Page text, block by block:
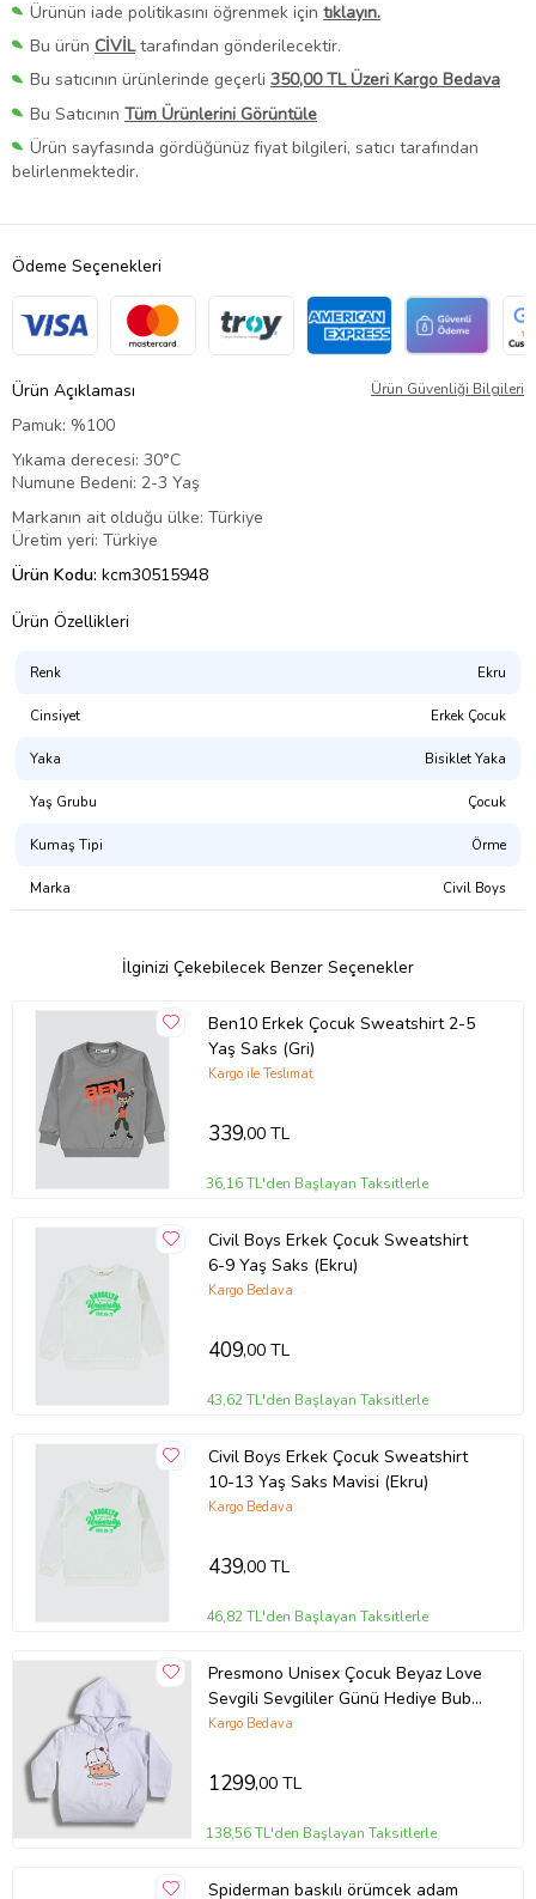
Ürünün iade politikasını öğrenmek için tıklayın.
Bu ürün CİVİLtarafından gönderilecektir.
Bu satıcının ürünlerinde geçerli 350,00 TL Üzeri Kargo Bedava
Bu Satıcının Tüm Ürünlerini Görüntüle
Ürün sayfasında gördüğünüz fiyat bilgileri, satıcı tarafından
belirlenmektedir.
Ödeme Seçenekleri
Ürün Açıklaması Ürün Güvenliği Bilgileri
Pamuk: %100
Yıkama derecesi: 30°C
Numune Bedeni: 2-3 Yaş
Markanın ait olduğu ülke: Türkiye
Üretim yeri: Türkiye
Ürün Kodu: kcm30515948
Ürün Özellikleri
Renk Ekru
Cinsiyet Erkek Çocuk
Yaka Bisiklet Yaka
Yaş Grubu Çocuk
Kumaş Tipi Örme
Marka Civil Boys
İlginizi Çekebilecek Benzer Seçenekler
Ben10 Erkek Çocuk Sweatshirt 2-5
Yaş Saks (Gri)
Kargo ile Teslimat
339,00 TL
36,16 TL'den Başlayan Taksitlerle
Civil Boys Erkek Çocuk Sweatshirt
6-9 Yaş Saks (Ekru)
Kargo Bedava
409,00 TL
43,62 TL'den Başlayan Taksitlerle
Civil Boys Erkek Çocuk Sweatshirt
10-13 Yaş Saks Mavisi (Ekru)
Kargo Bedava
439,00 TL
46,82 TL'den Başlayan Taksitlerle
Presmono Unisex Çocuk Beyaz Love
Sevgili Sevgililer Günü Hediye Bubu
Dudu Kapüşonlu Sweatshirt
Kargo Bedava
1299,00 TL
138,56 TL'den Başlayan Taksitlerle
Spiderman baskılı örümcek adam